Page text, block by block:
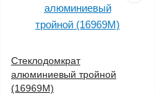
Стеклодомкрат
алюминиевый тройной
(16969М)